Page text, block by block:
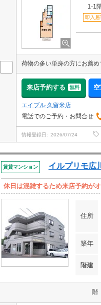
1-1
即入居
荷物の多い単身の方にお薦め
来店予約する 無料
エイブル 久留米店
電話でのご予約・お問合せ
情報登録日 2026/07/24
賃貸マンション イルプリモ広川
休日は混雑するため来店予約が
住所
築年
階建
階